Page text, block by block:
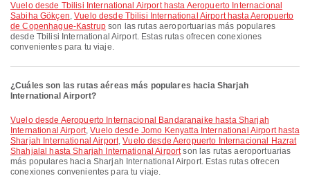
Vuelo desde Tbilisi International Airport hasta Aeropuerto Internacional
Sabiha Gökçen,Vuelo desde Tbilisi International Airport hasta Aeropuerto
de Copenhague-Kastrupson las rutas aeroportuarias más populares
desde Tbilisi International Airport. Estas rutas ofrecen conexiones
convenientes para tu viaje.
¿Cuáles son las rutas aéreas más populares hacia Sharjah
International Airport?
Vuelo desde Aeropuerto Internacional Bandaranaike hasta Sharjah
International Airport,Vuelo desde Jomo Kenyatta International Airport hasta
Sharjah International Airport,Vuelo desde Aeropuerto Internacional Hazrat
Shahjalal hasta Sharjah International Airportson las rutas aeroportuarias
más populares hacia Sharjah International Airport. Estas rutas ofrecen
conexiones convenientes para tu viaje.